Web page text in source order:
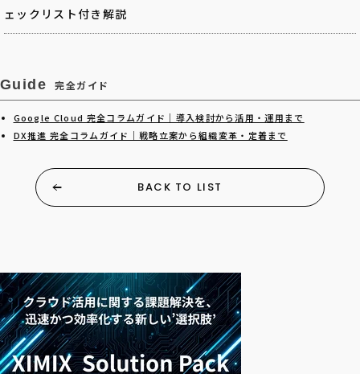
ェックリスト付き解説
Guide 完全ガイド
Google Cloud 完全コラムガイド｜導入検討から活用・運用まで
DX推進 完全コラムガイド｜戦略立案から組織変革・定着まで
BACK TO LIST